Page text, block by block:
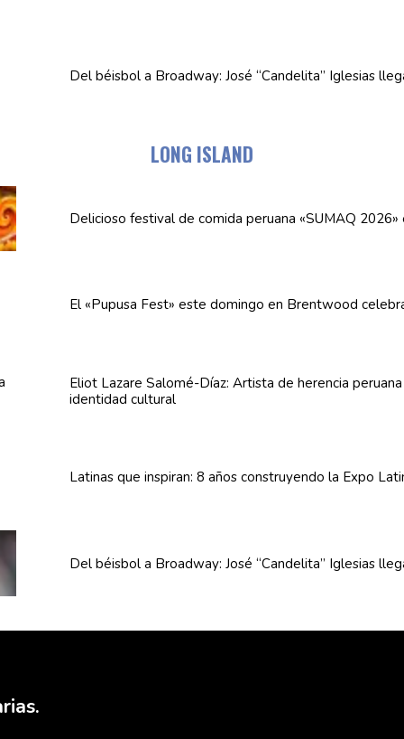
Del béisbol a Broadway: José “Candelita” Iglesias
LONG ISLAND
Delicioso festival de comida peruana «SUMAQ
El «Pupusa Fest» este domingo en Brentwood
Eliot Lazare Salomé-Díaz: Artista de herencia
identidad cultural
Latinas que inspiran: 8 años construyendo la Expo
Del béisbol a Broadway: José “Candelita” Iglesias